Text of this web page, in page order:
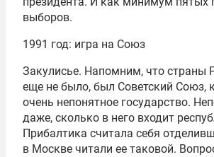
выборов.
1991 год: игра на Союз
Закулисье. Напомним, что страны
еще не было, был Советский Союз,
очень непонятное государство.
даже, сколько в него входит
Прибалтика считала себя
в Москве читали ее таковой.